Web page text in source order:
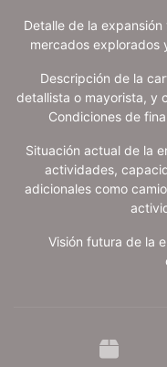
Detalle de la
mercados explorados
Descripción de la
detallista o mayorista, y
Condiciones de
Situación actual de la
actividades,
adicionales como
Visión futura de la